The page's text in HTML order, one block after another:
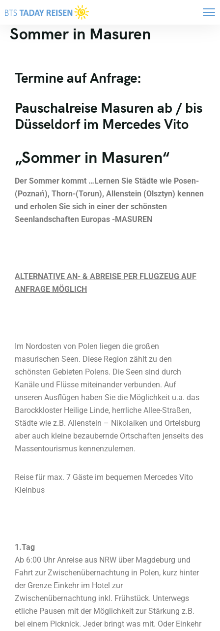
Sommer in Masuren
Termine auf Anfrage:
Pauschalreise Masuren ab / bis
Düsseldorf im Mercedes Vito
„Sommer in Masuren“
Der Sommer kommt …Lernen Sie Städte wie Posen-
(Poznań), Thorn-(Torun), Allenstein (Olsztyn) kennen
und erholen Sie sich in einer der schönsten
Seenlandschaften Europas -MASUREN
ALTERNATIVE AN- & ABREISE PER FLUGZEUG AUF
ANFRAGE MÖGLICH
Im Nordosten von Polen liegen die großen
masurischen Seen. Diese Region zählt zu den
schönsten Gebieten Polens. Die Seen sind durch
Kanäle und Flüsse miteinander verbunden. Auf
unseren Ausflügen haben Sie die Möglichkeit u.a. das
Barockkloster Heilige Linde, herrliche Allee-Straßen,
Städte wie z.B. Allenstein – Nikolaiken und Ortelsburg
aber auch kleine bezaubernde Ortschaften jenseits des
Massentourismus kennenzulernen.
Reise für max. 7 Gäste im bequemen Mercedes Vito
Kleinbus
1.Tag
Ab 6:00 Uhr Anreise aus NRW über Magdeburg und
Fahrt zur Zwischenübernachtung in Polen, kurz hinter
der Grenze Einkehr im Hotel zur
Zwischenübernachtung inkl. Frühstück. Unterwegs
etliche Pausen mit der Möglichkeit zur Stärkung z.B.
bei einem Picknick. Jeder bringt was mit. Oder Einkehr